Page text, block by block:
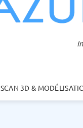
SCAN 3D &